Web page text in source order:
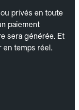
privés en toute
paiement
sera générée. Et
en temps réel.